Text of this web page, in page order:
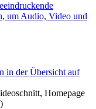
um Audio, Video und
in der Übersicht auf
Homepage